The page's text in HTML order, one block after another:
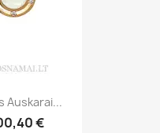
Auskarai...
€